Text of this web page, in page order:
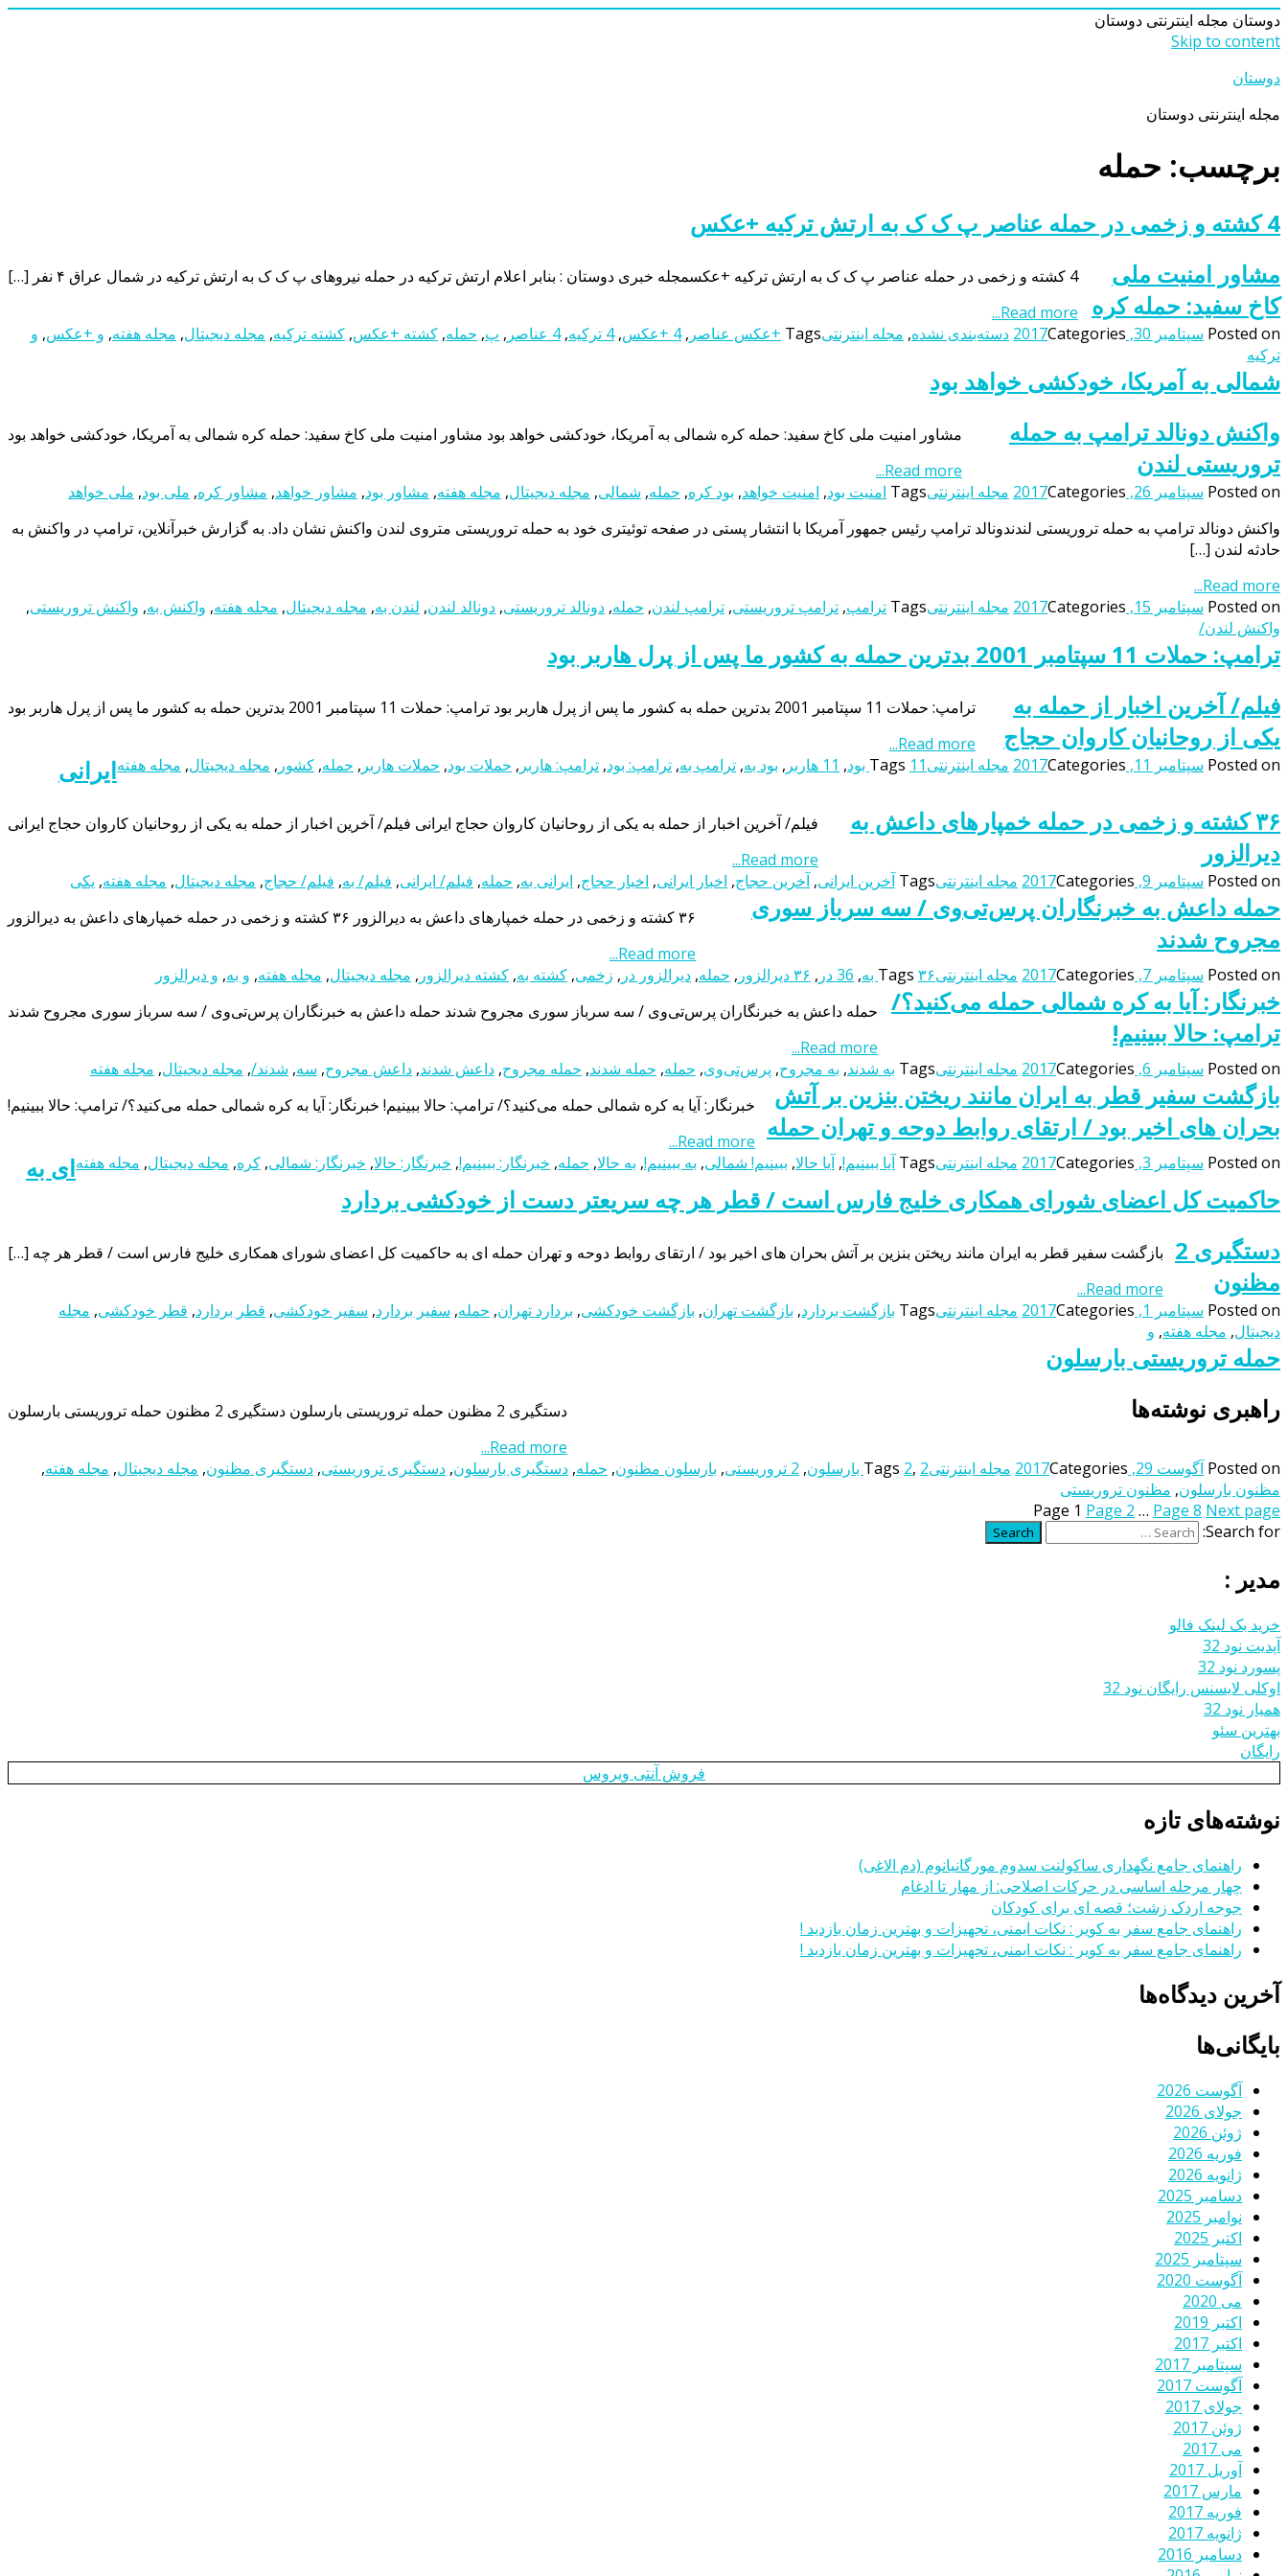
دوستان مجله اینترنتی دوستان
Skip to content
دوستان
مجله اینترنتی دوستان
برچسب: حمله
4 کشته و زخمی در حمله عناصر پ ک ک به ارتش ترکیه +عکس
4 کشته و زخمی در حمله عناصر پ ک ک به ارتش ترکیه +عکسمجله خبری دوستان : بنابر اعلام ارتش ترکیه در حمله نیروهای پ ک ک به ارتش ترکیه در شمال عراق ۴ نفر […]
Read more...
Posted on سپتامبر 30, 2017 Categories دسته‌بندی نشده, مجله اینترنتیTags +عکس عناصر ,4 +عکس ,4 ترکیه ,4 عناصر , پ, حمله, کشته +عکس, کشته ترکیه, مجله دیجیتال, مجله هفته, و +عکس, و
ترکیه
مشاور امنیت ملی
کاخ سفید: حمله کره
شمالی به آمریکا، خودکشی خواهد بود
مشاور امنیت ملی کاخ سفید: حمله کره شمالی به آمریکا، خودکشی خواهد بود مشاور امنیت ملی کاخ سفید: حمله کره شمالی به آمریکا، خودکشی خواهد بود
Read more...
Posted on سپتامبر 26, 2017 Categories مجله اینترنتیTags امنیت بود, امنیت خواهد, بود کره, حمله, شمالی, مجله دیجیتال, مجله هفته, مشاور بود, مشاور خواهد, مشاور کره, ملی بود, ملی خواهد
واکنش دونالد ترامپ به حمله
تروریستی لندن
واکنش دونالد ترامپ به حمله تروریستی لندندونالد ترامپ رئیس جمهور آمریکا با انتشار پستی در صفحه توئیتری خود به حمله تروریستی متروی لندن واکنش نشان داد. به گزارش خبرآنلاین، ترامپ در واکنش به
حادثه لندن […]
Read more...
Posted on سپتامبر 15, 2017 Categories مجله اینترنتیTags ترامپ, ترامپ تروریستی, ترامپ لندن, حمله, دونالد تروریستی, دونالد لندن, لندن به, مجله دیجیتال, مجله هفته, واکنش به, واکنش تروریستی,
واکنش لندن/
ترامپ: حملات 11 سپتامبر 2001 بدترین حمله به کشور ما پس از پرل هاربر بود
ترامپ: حملات 11 سپتامبر 2001 بدترین حمله به کشور ما پس از پرل هاربر بود ترامپ: حملات 11 سپتامبر 2001 بدترین حمله به کشور ما پس از پرل هاربر بود
Read more...
Posted on سپتامبر 11, 2017 Categories مجله اینترنتی Tags 11 بود , 11 هاربر , بود به, ترامپ به, ترامپ: بود, ترامپ: هاربر , حملات بود, حملات هاربر , حمله, کشور , مجله دیجیتال, مجله هفته
فیلم/ آخرین اخبار از حمله به
یکی از روحانیان کاروان حجاج
ایرانی
فیلم/ آخرین اخبار از حمله به یکی از روحانیان کاروان حجاج ایرانی فیلم/ آخرین اخبار از حمله به یکی از روحانیان کاروان حجاج ایرانی
Read more...
Posted on سپتامبر 9, 2017 Categories مجله اینترنتیTags آخرین ایرانی, آخرین حجاج, اخبار ایرانی, اخبار حجاج, ایرانی به, حمله, فیلم/ ایرانی, فیلم/ به, فیلم/ حجاج, مجله دیجیتال, مجله هفته, یکی
۳۶ کشته و زخمی در حمله خمپاره‎ای داعش به
دیرالزور
۳۶ کشته و زخمی در حمله خمپاره‎ای داعش به دیرالزور ۳۶ کشته و زخمی در حمله خمپاره‎ای داعش به دیرالزور
Read more...
Posted on سپتامبر 7, 2017 Categories مجله اینترنتی Tags ۳۶ به , 36 در , ۳۶ دیرالزور , حمله, دیرالزور در , زخمی, کشته به, کشته دیرالزور , مجله دیجیتال, مجله هفته, و به, و دیرالزور
حمله داعش به خبرنگاران پرس‌تی‌وی / سه سرباز سوری
مجروح شدند
حمله داعش به خبرنگاران پرس‌تی‌وی / سه سرباز سوری مجروح شدند حمله داعش به خبرنگاران پرس‌تی‌وی / سه سرباز سوری مجروح شدند
Read more...
Posted on سپتامبر 6, 2017 Categories مجله اینترنتیTags به شدند, به مجروح, پرس‌تی‌وی, حمله, حمله شدند, حمله مجروح, داعش شدند, داعش مجروح, سه, شدند/, مجله دیجیتال, مجله هفته
خبرنگار: آیا به کره شمالی حمله می‌کنید؟/
ترامپ: حالا ببینیم!
خبرنگار: آیا به کره شمالی حمله می‌کنید؟/ ترامپ: حالا ببینیم! خبرنگار: آیا به کره شمالی حمله می‌کنید؟/ ترامپ: حالا ببینیم!
Read more...
Posted on سپتامبر 3, 2017 Categories مجله اینترنتیTags آیا ببینیم!, آیا حالا, ببینیم! شمالی, به ببینیم!, به حالا, حمله, خبرنگار: ببینیم!, خبرنگار: حالا, خبرنگار: شمالی, کره, مجله دیجیتال, مجله هفته
بازگشت سفیر قطر به ایران مانند ریختن بنزین بر آتش
بحران های اخیر بود / ارتقای روابط دوحه و تهران حمله
ای به
حاکمیت کل اعضای شورای همکاری خلیج فارس است / قطر هر چه سریعتر دست از خودکشی بردارد
بازگشت سفیر قطر به ایران مانند ریختن بنزین بر آتش بحران های اخیر بود / ارتقای روابط دوحه و تهران حمله ای به حاکمیت کل اعضای شورای همکاری خلیج فارس است / قطر هر چه […]
Read more...
Posted on سپتامبر 1, 2017 Categories مجله اینترنتیTags بازگشت بردارد, بازگشت تهران, بازگشت خودکشی, بردارد تهران, حمله, سفیر بردارد, سفیر خودکشی, قطر بردارد, قطر خودکشی, مجله
دیجیتال, مجله هفته, و
دستگیری 2
مظنون
حمله تروریستی بارسلون
دستگیری 2 مظنون حمله تروریستی بارسلون دستگیری 2 مظنون حمله تروریستی بارسلون
Read more...
Posted on آگوست 29, 2017 Categories مجله اینترنتی Tags 2, 2 بارسلون , 2 تروریستی , بارسلون مظنون, حمله, دستگیری بارسلون, دستگیری تروریستی, دستگیری مظنون, مجله دیجیتال, مجله هفته,
مظنون بارسلون, مظنون تروریستی
راهبری نوشته‌ها
Page 1 Page 2 … Page 8 Next page
Search for:
Search
مدیر :
خرید بک لینک فالو
آپدیت نود 32
پسورد نود 32
اوکلی لایسنس رایگان نود 32
همیار نود 32
بهترین سئو
رایگان
فروش آنتی ویروس
نوشته‌های تازه
راهنمای جامع نگهداری ساکولنت سدوم مورگانیانوم (دم الاغی)
چهار مرحله اساسی در حرکات اصلاحی: از مهار تا ادغام
جوجه اردک زشت؛ قصه ای برای کودکان
راهنمای جامع سفر به کویر : نکات ایمنی، تجهیزات و بهترین زمان بازدید !
راهنمای جامع سفر به کویر : نکات ایمنی، تجهیزات و بهترین زمان بازدید !
آخرین دیدگاه‌ها
بایگانی‌ها
آگوست 2026
جولای 2026
ژوئن 2026
فوریه 2026
ژانویه 2026
دسامبر 2025
نوامبر 2025
اکتبر 2025
سپتامبر 2025
آگوست 2020
می 2020
اکتبر 2019
اکتبر 2017
سپتامبر 2017
آگوست 2017
جولای 2017
ژوئن 2017
می 2017
آوریل 2017
مارس 2017
فوریه 2017
ژانویه 2017
دسامبر 2016